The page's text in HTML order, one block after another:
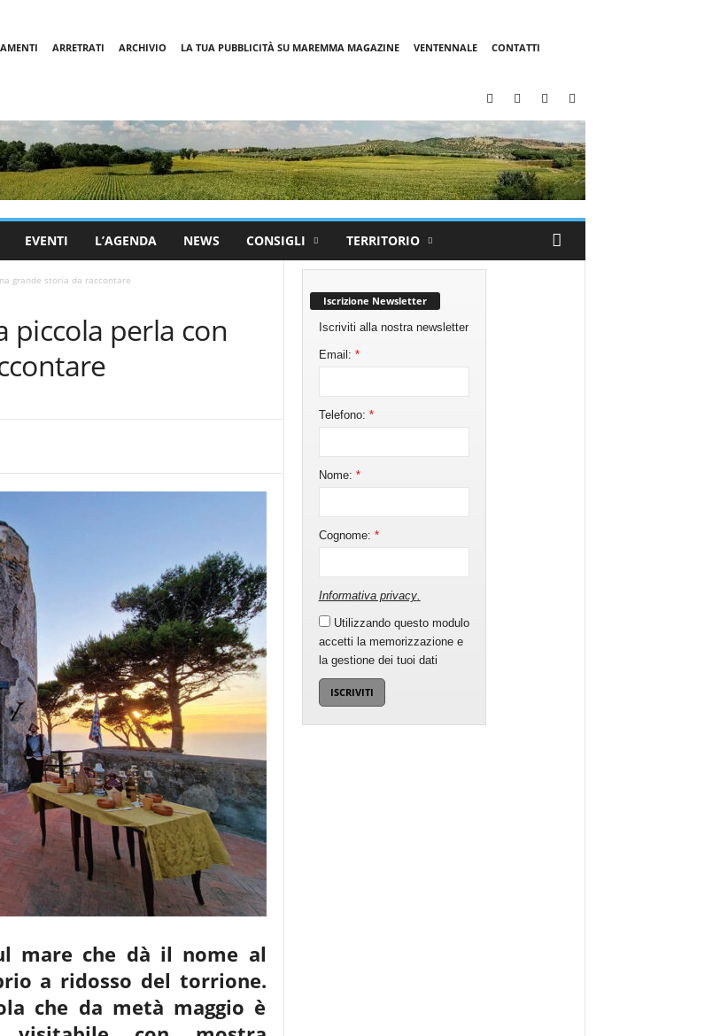
ARRETRATI ARCHIVIO LA TUA PUBBLICITÀ SU MAREMMA MAGAZINE VENTENNALE
CONTATTI
EVENTI L’AGENDA NEWS CONSIGLI TERRITORIO
grande storia da raccontare
piccola perla con
mare che dà il nome al
a ridosso del torrione.
che da metà maggio è
Iscrizione Newsletter
Iscriviti alla nostra newsletter
Email: *
Telefono: *
Nome: *
Cognome: *
Informativa privacy.
Utilizzando questo modulo
accetti la memorizzazione e
la gestione dei tuoi dati